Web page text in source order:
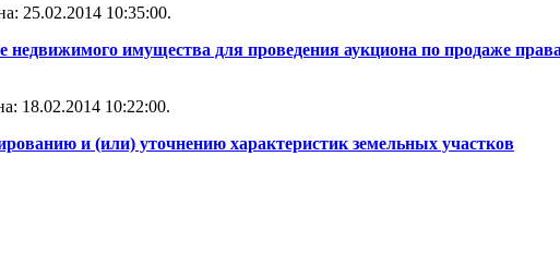
25.02.2014 10:35:00.
недвижимого имущества для проведения аукциона по продаже
18.02.2014 10:22:00.
и (или) уточнению характеристик земельных участков